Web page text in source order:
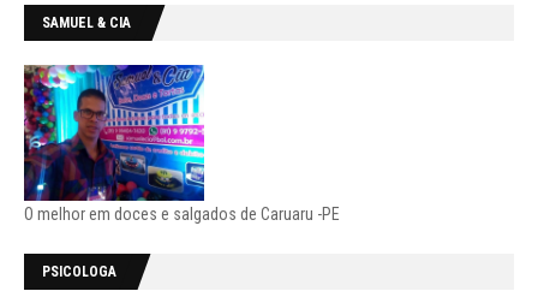
SAMUEL & CIA
O melhor em doces e salgados de Caruaru -PE
PSICOLOGA